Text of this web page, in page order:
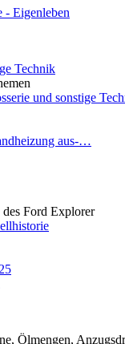
- Eigenleben
Technik
und sonstige
aus-…
Ford Explorer
Ölmengen,